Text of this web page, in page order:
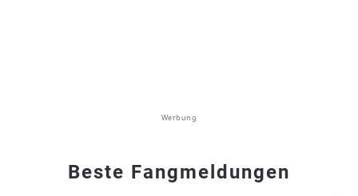
Werbung
Beste Fangmeldungen